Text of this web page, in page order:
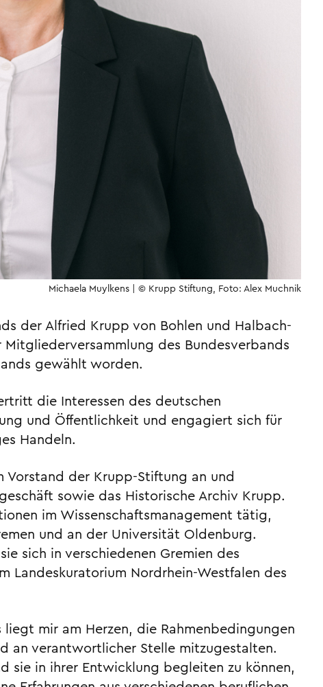
Michaela Muylkens | © Krupp Stiftung, Foto: Alex Muchnik
der Alfried Krupp von Bohlen und Halbach-
des Bundesverbands
gewählt worden.
die Interessen des deutschen
und Öffentlichkeit und engagiert sich für
Handeln.
Vorstand der Krupp-Stiftung an und
sowie das Historische Archiv Krupp.
im Wissenschaftsmanagement tätig,
und an der Universität Oldenburg.
sich in verschiedenen Gremien des
Landeskuratorium Nordrhein-Westfalen des
mir am Herzen, die Rahmenbedingungen
an verantwortlicher Stelle mitzugestalten.
sie in ihrer Entwicklung begleiten zu können,